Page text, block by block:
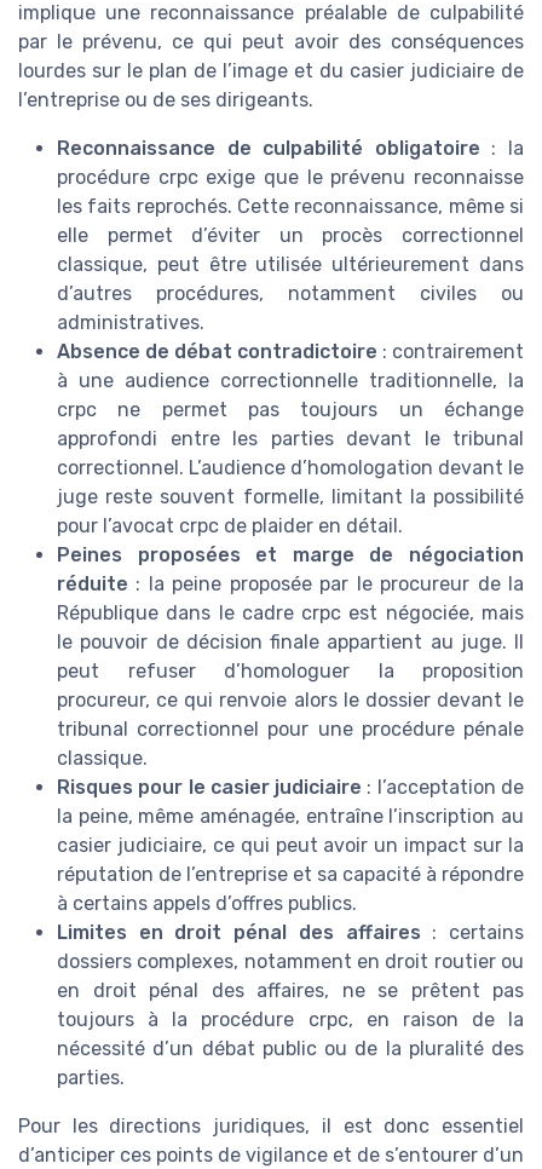
implique une reconnaissance préalable de culpabilité
par le prévenu, ce qui peut avoir des conséquences
lourdes sur le plan de l’image et du casier judiciaire de
l’entreprise ou de ses dirigeants.
Reconnaissance de culpabilité obligatoire : la
procédure crpc exige que le prévenu reconnaisse
les faits reprochés. Cette reconnaissance, même si
elle permet d’éviter un procès correctionnel
classique, peut être utilisée ultérieurement dans
d’autres procédures, notamment civiles ou
administratives.
Absence de débat contradictoire : contrairement
à une audience correctionnelle traditionnelle, la
crpc ne permet pas toujours un échange
approfondi entre les parties devant le tribunal
correctionnel. L’audience d’homologation devant le
juge reste souvent formelle, limitant la possibilité
pour l’avocat crpc de plaider en détail.
Peines proposées et marge de négociation
réduite : la peine proposée par le procureur de la
République dans le cadre crpc est négociée, mais
le pouvoir de décision finale appartient au juge. Il
peut refuser d’homologuer la proposition
procureur, ce qui renvoie alors le dossier devant le
tribunal correctionnel pour une procédure pénale
classique.
Risques pour le casier judiciaire : l’acceptation de
la peine, même aménagée, entraîne l’inscription au
casier judiciaire, ce qui peut avoir un impact sur la
réputation de l’entreprise et sa capacité à répondre
à certains appels d’offres publics.
Limites en droit pénal des affaires : certains
dossiers complexes, notamment en droit routier ou
en droit pénal des affaires, ne se prêtent pas
toujours à la procédure crpc, en raison de la
nécessité d’un débat public ou de la pluralité des
parties.
Pour les directions juridiques, il est donc essentiel
d’anticiper ces points de vigilance et de s’entourer d’un